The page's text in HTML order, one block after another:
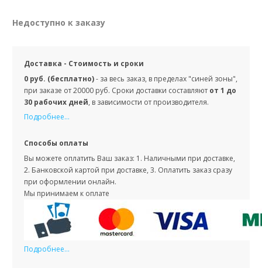
Недоступно к заказу
Доставка - Стоимость и сроки
0 руб. (бесплатно)- за весь заказ, в пределах "синей зоны",
при заказе от 20000 руб. Сроки доставки составляют от 1 до
30 рабочих дней, в зависимости от производителя.
Подробнее...
Способы оплаты
Вы можете оплатить Ваш заказ: 1. Наличными при доставке,
2. Банковской картой при доставке, 3. Оплатить заказ сразу
при оформлении онлайн.
Мы принимаем к оплате
Подробнее...